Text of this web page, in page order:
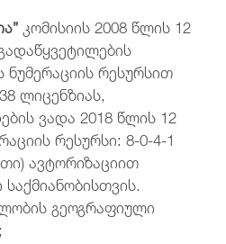
კომისიის 2008 წლის 12
რესურსით
ლიცენზიას,
ვადა 2018 წლის 12
რესურსი: 8-0-4-1
ავტორიზაციით
გეოგრაფიული